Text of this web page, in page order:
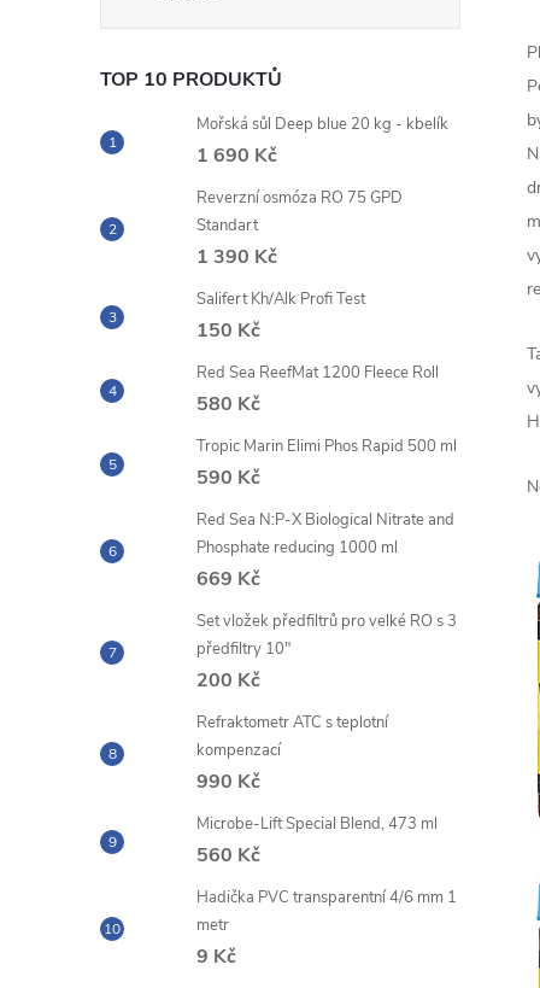
TOP 10 PRODUKTŮ
Mořská sůl Deep blue 20 kg - kbelík
1 690 Kč
Reverzní osmóza RO 75 GPD
Standart
1 390 Kč
Salifert Kh/Alk Profi Test
150 Kč
Red Sea ReefMat 1200 Fleece Roll
580 Kč
Tropic Marin Elimi Phos Rapid 500 ml
590 Kč
Red Sea N:P-X Biological Nitrate and
Phosphate reducing 1000 ml
669 Kč
Set vložek předfiltrů pro velké RO s 3
předfiltry 10"
200 Kč
Refraktometr ATC s teplotní
kompenzací
990 Kč
Microbe-Lift Special Blend, 473 ml
560 Kč
Hadička PVC transparentní 4/6 mm 1
metr
9 Kč